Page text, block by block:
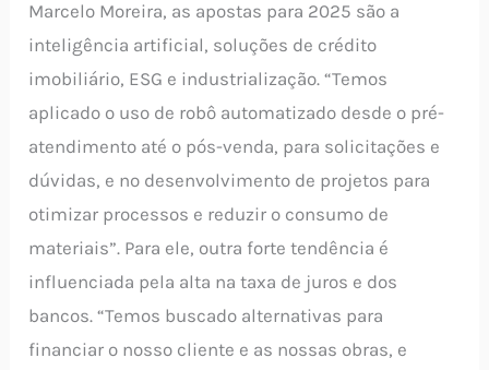
Marcelo Moreira, as apostas para 2025 são a
inteligência artificial, soluções de crédito
imobiliário, ESG e industrialização. “Temos
aplicado o uso de robô automatizado desde o pré-
atendimento até o pós-venda, para solicitações e
dúvidas, e no desenvolvimento de projetos para
otimizar processos e reduzir o consumo de
materiais”. Para ele, outra forte tendência é
influenciada pela alta na taxa de juros e dos
bancos. “Temos buscado alternativas para
financiar o nosso cliente e as nossas obras, e